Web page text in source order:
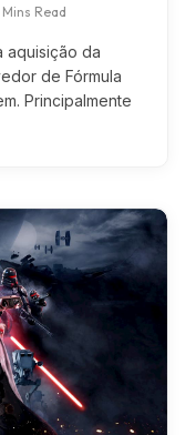
Mins Read
aquisição da
de Fórmula
Principalmente